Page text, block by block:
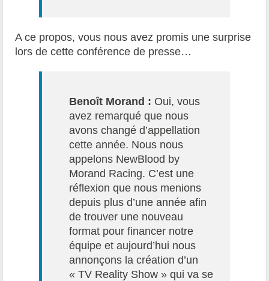
A ce propos, vous nous avez promis une surprise
lors de cette conférence de presse…
Benoît Morand : Oui, vous
avez remarqué que nous
avons changé d’appellation
cette année. Nous nous
appelons NewBlood by
Morand Racing. C’est une
réflexion que nous menions
depuis plus d’une année afin
de trouver une nouveau
format pour financer notre
équipe et aujourd’hui nous
annonçons la création d’un
« TV Reality Show » qui va se